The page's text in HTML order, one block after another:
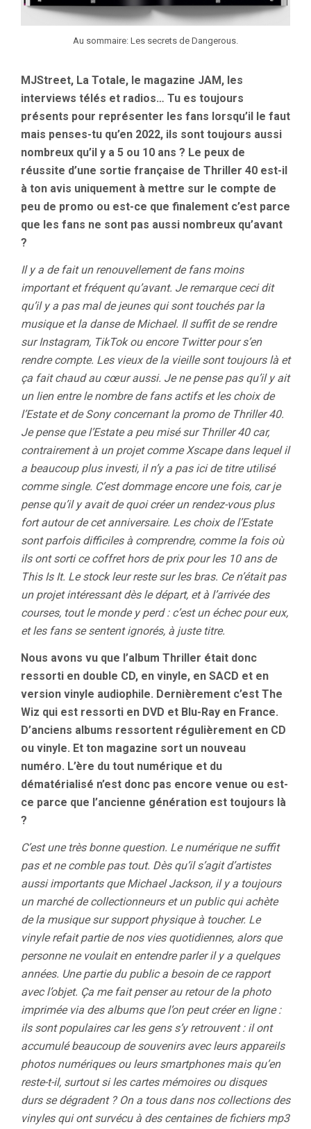
Au sommaire: Les secrets de Dangerous.
MJStreet, La Totale, le magazine JAM, les
interviews télés et radios… Tu es toujours
présents pour représenter les fans lorsqu’il le faut
mais penses-tu qu’en 2022, ils sont toujours aussi
nombreux qu’il y a 5 ou 10 ans ? Le peux de
réussite d’une sortie française de Thriller 40 est-il
à ton avis uniquement à mettre sur le compte de
peu de promo ou est-ce que finalement c’est parce
que les fans ne sont pas aussi nombreux qu’avant
?
Il y a de fait un renouvellement de fans moins
important et fréquent qu’avant. Je remarque ceci dit
qu’il y a pas mal de jeunes qui sont touchés par la
musique et la danse de Michael. Il suffit de se rendre
sur Instagram, TikTok ou encore Twitter pour s’en
rendre compte. Les vieux de la vieille sont toujours là et
ça fait chaud au cœur aussi. Je ne pense pas qu’il y ait
un lien entre le nombre de fans actifs et les choix de
l’Estate et de Sony concernant la promo de Thriller 40.
Je pense que l’Estate a peu misé sur Thriller 40 car,
contrairement à un projet comme Xscape dans lequel il
a beaucoup plus investi, il n’y a pas ici de titre utilisé
comme single. C’est dommage encore une fois, car je
pense qu’il y avait de quoi créer un rendez-vous plus
fort autour de cet anniversaire. Les choix de l’Estate
sont parfois difficiles à comprendre, comme la fois où
ils ont sorti ce coffret hors de prix pour les 10 ans de
This Is It. Le stock leur reste sur les bras. Ce n’était pas
un projet intéressant dès le départ, et à l’arrivée des
courses, tout le monde y perd : c’est un échec pour eux,
et les fans se sentent ignorés, à juste titre.
Nous avons vu que l’album Thriller était donc
ressorti en double CD, en vinyle, en SACD et en
version vinyle audiophile. Dernièrement c’est The
Wiz qui est ressorti en DVD et Blu-Ray en France.
D’anciens albums ressortent régulièrement en CD
ou vinyle. Et ton magazine sort un nouveau
numéro. L’ère du tout numérique et du
dématérialisé n’est donc pas encore venue ou est-
ce parce que l’ancienne génération est toujours là
?
C’est une très bonne question. Le numérique ne suffit
pas et ne comble pas tout. Dès qu’il s’agit d’artistes
aussi importants que Michael Jackson, il y a toujours
un marché de collectionneurs et un public qui achète
de la musique sur support physique à toucher. Le
vinyle refait partie de nos vies quotidiennes, alors que
personne ne voulait en entendre parler il y a quelques
années. Une partie du public a besoin de ce rapport
avec l’objet. Ça me fait penser au retour de la photo
imprimée via des albums que l’on peut créer en ligne :
ils sont populaires car les gens s’y retrouvent : il ont
accumulé beaucoup de souvenirs avec leurs appareils
photos numériques ou leurs smartphones mais qu’en
reste-t-il, surtout si les cartes mémoires ou disques
durs se dégradent ? On a tous dans nos collections des
vinyles qui ont survécu à des centaines de fichiers mp3